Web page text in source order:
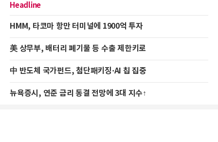
Headline
HMM, 타코마 항만 터미널에 1900억 투자
美 상무부, 배터리 폐기물 등 수출 제한키로
中 반도체 국가펀드, 첨단패키징·AI 칩 집중
뉴욕증시, 연준 금리 동결 전망에 3대 지수↑